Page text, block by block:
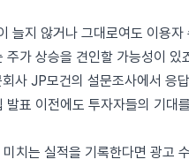
늘지 않거나 그대로여도 이용
가 상승을 견인할 가능성이 있
사 JP모건의 설문조사에서 응답
표 이전에도 투자자들의 기대
치는 실적을 기록한다면 광고